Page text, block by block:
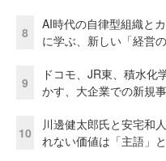
8
AI時代の自律型組織と
に学ぶ、新しい「経営
9
ドコモ、JR東、積水化
かす、大企業での新規
10
川邊健太郎氏と安宅和
れない価値は「主語」